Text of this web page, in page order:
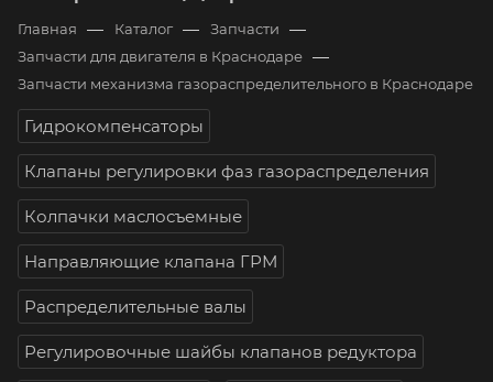
Главная — Каталог — Запчасти —
Запчасти для двигателя в Краснодаре —
Запчасти механизма газораспределительного в Краснодаре
Гидрокомпенсаторы
Клапаны регулировки фаз газораспределения
Колпачки маслосъемные
Направляющие клапана ГРМ
Распределительные валы
Регулировочные шайбы клапанов редуктора